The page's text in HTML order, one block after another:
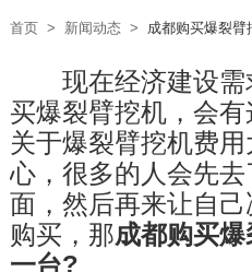
新闻动态
工程案例
服务支持
首页 > 新闻动态 > 成都购买爆裂臂
现在经济建设需
买爆裂臂挖机，会有
关于爆裂臂挖机费
心，很多的人会先
面，然后再来让自
购买，那成都购买
一台?